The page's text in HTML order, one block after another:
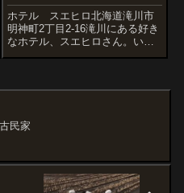
ホテル スエヒロ北海道滝川市
明神町2丁目2-16滝川にある好き
なホテル、スエヒロさん。いつ
もかっこいいなーと思うので
民家